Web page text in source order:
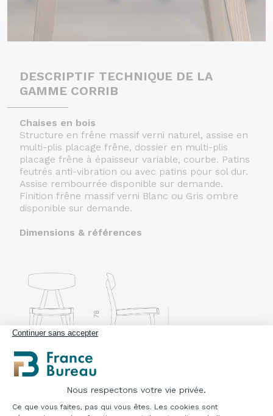
Continuer sans accepter
Nous respectons votre vie privée.
Plateforme de Gestion du Consentement :
Ce que vous faites, pas qui vous êtes. Les cookies sont
DESCRIPTIF TECHNIQUE DE LA
GAMME CORRIB
Chaises en bois
Structure en frêne massif verni naturel, assise en
multi-plis placage frêne, dossier en multi-plis
placage frêne à épaisseur variable, courbe. Patins
feutrés anti-vibration ou avec patins pour sol dur.
Assise rembourrée disponible sur demande.
Finition frêne massif verni Blanc ou Gris ombre
disponible sur demande.
Dimensions & références
Chaise en bois
Référence : OCOMPV01